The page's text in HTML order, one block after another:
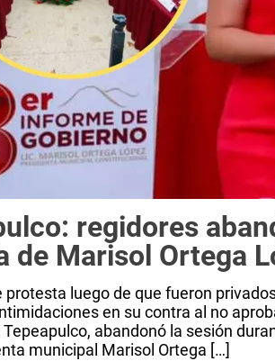
regidores
de Marisol Ortega
protesta luego de que fueron
en su contra al no
abandonó la sesión
municipal Marisol Ortega […]